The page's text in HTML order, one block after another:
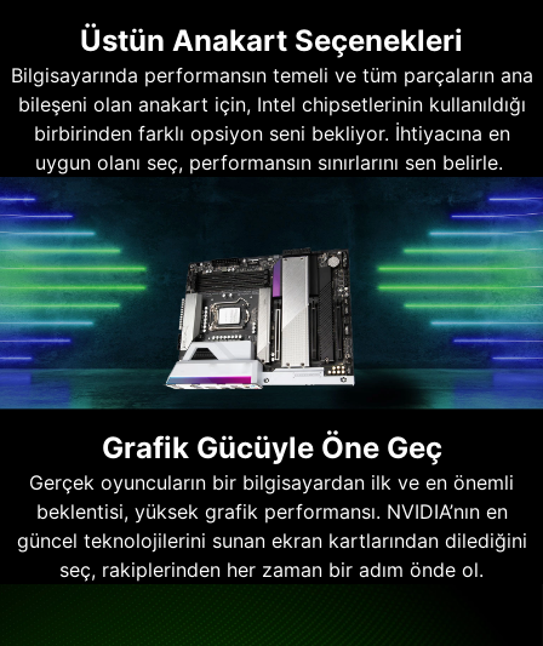
Üstün Anakart Seçenekleri
Bilgisayarında performansın temeli ve tüm parçaların ana
bileşeni olan anakart için, Intel chipsetlerinin kullanıldığı
birbirinden farklı opsiyon seni bekliyor. İhtiyacına en
uygun olanı seç, performansın sınırlarını sen belirle.
Grafik Gücüyle Öne Geç
Gerçek oyuncuların bir bilgisayardan ilk ve en önemli
beklentisi, yüksek grafik performansı. NVIDIA’nın en
güncel teknolojilerini sunan ekran kartlarından dilediğini
seç, rakiplerinden her zaman bir adım önde ol.